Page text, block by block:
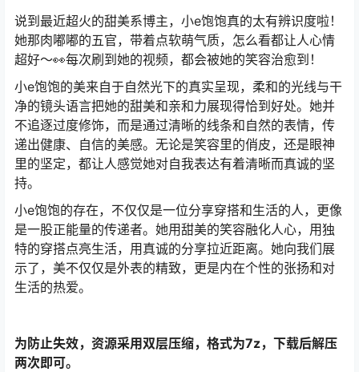
说到最近超火的甜美系博主，小e饱饱真的太有辨识度啦！
她那肉嘟嘟的五官，带着点软萌气质，怎么看都让人心情
超好～👀每次刷到她的视频，都会被她的笑容治愈到！
小e饱饱的美来自于自然光下的真实呈现，柔和的光线与干
净的镜头语言把她的甜美和亲和力展现得恰到好处。她并
不追逐过度修饰，而是通过清晰的线条和自然的表情，传
递出健康、自信的美感。无论是笑容里的俏皮，还是眼神
里的坚定，都让人感觉她对自我表达有着清晰而真诚的坚
持。
小e饱饱的存在，不仅仅是一位分享穿搭和生活的人，更像
是一股正能量的传递者。她用甜美的笑容融化人心，用独
特的穿搭点亮生活，用真诚的分享拉近距离。她向我们展
示了，美不仅仅是外表的精致，更是内在个性的张扬和对
生活的热爱。
为防止失效，资源采用双层压缩，格式为7z，下载后解压
两次即可。